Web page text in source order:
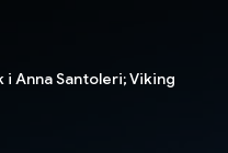
i Anna Santoleri; Viking